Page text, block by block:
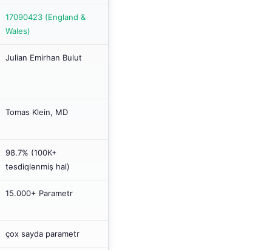
17090423 (England &
Wales)
Julian Emirhan Bulut
Tomas Klein, MD
98.7% (100K+
təsdiqlənmiş hal)
15.000+ Parametr
çox sayda parametr